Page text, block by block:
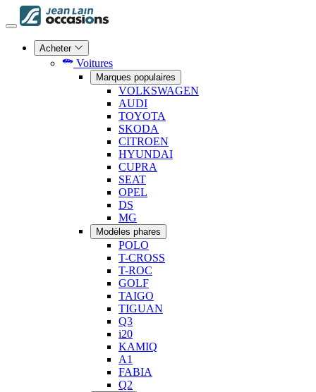
Acheter
Voitures
Marques populaires
VOLKSWAGEN
AUDI
TOYOTA
SKODA
CITROEN
HYUNDAI
CUPRA
SEAT
OPEL
DS
MG
Modèles phares
POLO
T-CROSS
T-ROC
GOLF
TAIGO
TIGUAN
Q3
i20
KAMIQ
A1
FABIA
Q2